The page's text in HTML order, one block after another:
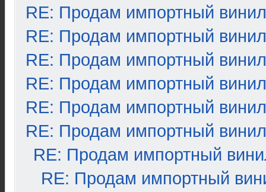
RE: Продам импортный винил
RE: Продам импортный винил
RE: Продам импортный винил
RE: Продам импортный винил
RE: Продам импортный винил
RE: Продам импортный винил
RE: Продам импортный
RE: Продам импортный